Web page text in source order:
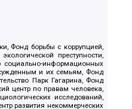
Фонд борьбы с коррупцией,
преступности,
информационных
и их семьям, Фонд
Парк Гагарина, Фонд
центр по правам человека,
исследований,
развития некоммерческих